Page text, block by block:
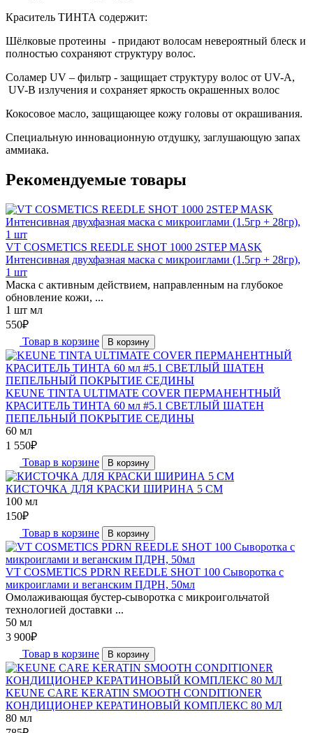
Краситель ТИНТА содержит:
Шёлковые протеины - придают волосам невероятный блеск и
полностью сохраняют структуру волос.
Соламер UV – фильтр - защищает структуру волос от UV-A,
UV-B излучения и сохраняет яркость окрашенных волос
Кокосовое масло, защищающее кожу головы от окрашивания.
Специальную инновационную отдушку, заглушающую запах
аммиака.
Рекомендуемые товары
VT COSMETICS REEDLE SHOT 1000 2STEP MASK
Интенсивная двухфазная маска с микроиглами (1.5гр + 28гр),
1 шт
Маска с активным действием, направленным на глубокое
обновление кожи, ...
1 шт мл
550₽
Товар в корзине
В корзину
KEUNE TINTA ULTIMATE COVER ПЕРМАНЕНТНЫЙ
КРАСИТЕЛЬ ТИНТА 60 мл #5.1 СВЕТЛЫЙ ШАТЕН
ПЕПЕЛЬНЫЙ ПОКРЫТИЕ СЕДИНЫ
60 мл
1 550₽
Товар в корзине
В корзину
КИСТОЧКА ДЛЯ КРАСКИ ШИРИНА 5 СМ
100 мл
150₽
Товар в корзине
В корзину
VT COSMETICS PDRN REEDLE SHOT 100 Cыворотка с
микроиглами и веганским ПДРН, 50мл
Омолаживающая бустер-сыворотка с микроигольчатой
технологией доставки ...
50 мл
3 900₽
Товар в корзине
В корзину
KEUNE CARE KERATIN SMOOTH CONDITIONER
КОНДИЦИОНЕР КЕРАТИНОВЫЙ КОМПЛЕКС 80 МЛ
80 мл